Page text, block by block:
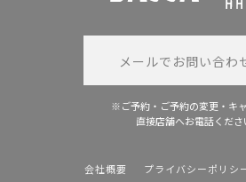
メールでお問い合わ
※ご予約・ご予約の変更・キ
直接店舗へお電話くださ
会社概要 プライバシーポリシ